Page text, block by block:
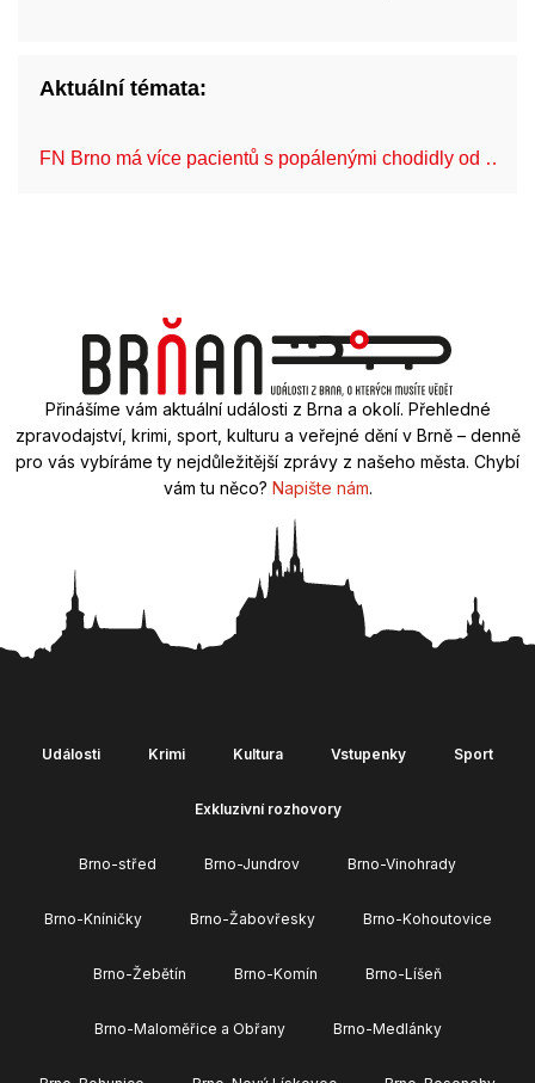
Aktuální témata:
FN Brno má více pacientů s popálenými chodidly od …
Přinášíme vám aktuální události z Brna a okolí. Přehledné
zpravodajství, krimi, sport, kulturu a veřejné dění v Brně – denně
pro vás vybíráme ty nejdůležitější zprávy z našeho města. Chybí
vám tu něco? Napište nám.
Události Krimi Kultura Vstupenky Sport
Exkluzivní rozhovory
Brno-střed Brno-Jundrov Brno-Vinohrady
Brno-Kníničky Brno-Žabovřesky Brno-Kohoutovice
Brno-Žebětín Brno-Komín Brno-Líšeň
Brno-Maloměřice a Obřany Brno-Medlánky